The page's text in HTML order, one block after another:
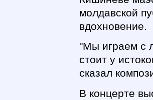
молдавской
вдохновение.
"Мы играем с
стоит у
сказал
В концерте